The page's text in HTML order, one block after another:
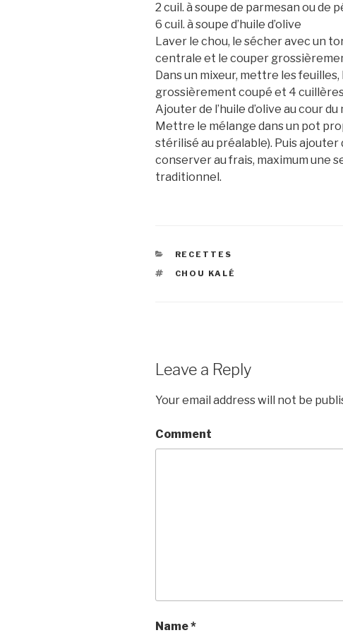
2 cuil. à soupe de parmesan ou de
6 cuil. à soupe d’huile d’olive
Laver le chou, le sécher avec un
centrale et le couper
Dans un mixeur, mettre les feuilles,
grossièrement coupé et 4 cuillères
Ajouter de l’huile d’olive au cour
Mettre le mélange dans un pot
stérilisé au préalable). Puis ajouter
conserver au frais, maximum une
traditionnel.
CATEGORIES
RECETTES
TAGS
CHOU KALÉ
Leave a Reply
Your email address will not be
Comment
Name*